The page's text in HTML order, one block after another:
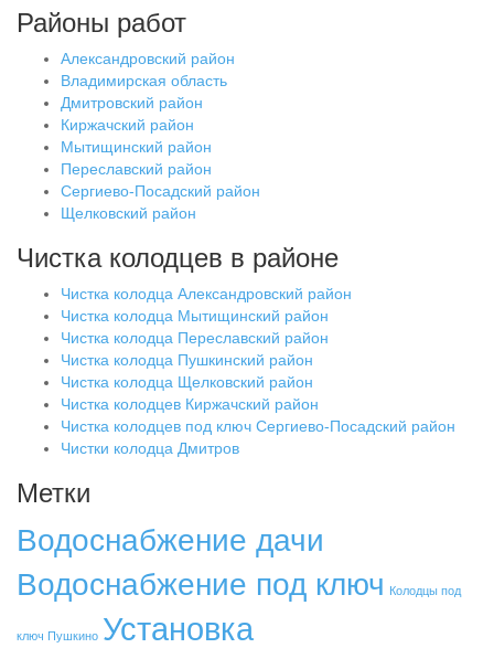
Районы работ
Александровский район
Владимирская область
Дмитровский район
Киржачский район
Мытищинский район
Переславский район
Сергиево-Посадский район
Щелковский район
Чистка колодцев в районе
Чистка колодца Александровский район
Чистка колодца Мытищинский район
Чистка колодца Переславский район
Чистка колодца Пушкинский район
Чистка колодца Щелковский район
Чистка колодцев Киржачский район
Чистка колодцев под ключ Сергиево-Посадский район
Чистки колодца Дмитров
Метки
Водоснабжение дачи
Водоснабжение под ключ Колодцы под
ключ Пушкино Установка